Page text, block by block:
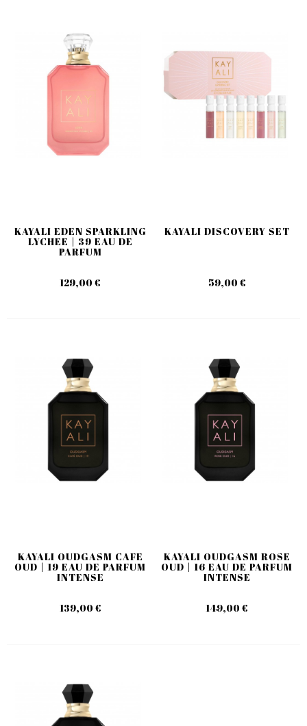
KAYALI EDEN SPARKLING
LYCHEE | 39 EAU DE
PARFUM
129,00 €
KAYALI DISCOVERY SET
59,00 €
KAYALI OUDGASM CAFE
OUD | 19 EAU DE PARFUM
INTENSE
139,00 €
KAYALI OUDGASM ROSE
OUD | 16 EAU DE PARFUM
INTENSE
149,00 €